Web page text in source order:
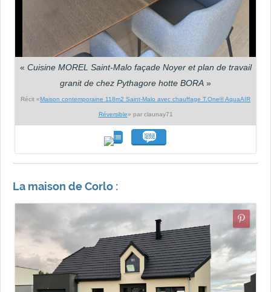
« Cuisine MOREL Saint-Malo façade Noyer et plan de travail
granit de chez Pythagore hotte BORA »
Récit «Maison contemporaine 118m2 Saint-Malo avec chauffage T.One® AquaAIR
Réversible» par claunay71
La maison de Corlo :